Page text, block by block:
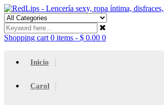
Shopping cart 0 items - $ 0.00 0
Inicio
Carol